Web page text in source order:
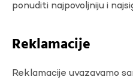
ponuditi najpovoljniju i
Reklamacije
Reklamacije uvazavamo